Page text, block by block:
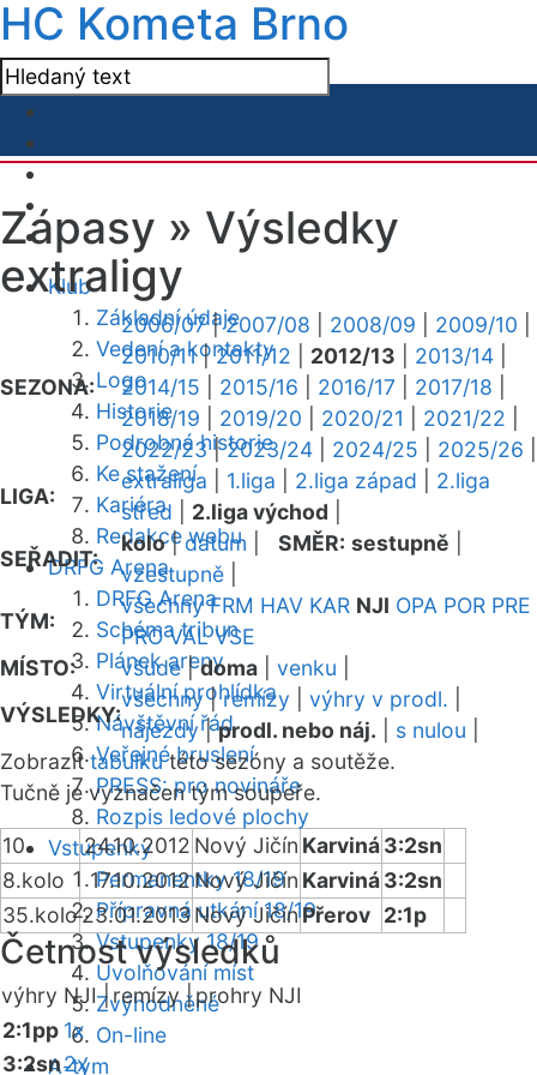
HC Kometa Brno
Klub
Základní údaje
Vedení a kontakty
Logo
Historie
Podrobná historie
Ke stažení
Kariéra
Redakce webu
DRFG Arena
DRFG Arena
Schéma tribun
Plánek areny
Virtuální prohlídka
Návštěvní řád
Veřejné bruslení
PRESS: pro novináře
Rozpis ledové plochy
Vstupenky
Permanentky 18/19
Přípravná utkání 18/19
Vstupenky 18/19
Uvolňování míst
Zvýhodněné
On-line
A-tým
Zápasy » Výsledky
extraligy
SEZONA:
2006/07|2007/08 2008/09 2009/10
2010/11|2011/12 2012/13 2013/14
2014/15
2015/16 2016/17 2017/18
2018/19
2019/20 2020/21 2021/22
2022/23|2023/24 2024/25 2025/26
LIGA:
extraliga 1.liga 2.liga západ
2.liga
střed
2.liga východ
SEŘADIT:
kolo|datum SMĚR: sestupně
vzestupně
TÝM:
všechny FRM HAV KAR NJI OPA POR PRE
PRO VAL VSE
MÍSTO:
všude|doma venku
VÝSLEDKY:
všechny|remízy výhry v prodl.
nájezdy|prodl. nebo náj. s nulou
Zobrazittabulkutéto sezóny a soutěže.
Tučně je vyznačen tým soupeře.
10 24.10.2012 Nový Jičín Karviná3:2sn
8.kolo
17.10.2012Nový Jičín Karviná3:2sn
35.kolo23.01.2013Nový Jičín Přerov 2:1p
Četnost výsledků
výhry NJI |remízy |prohry NJI
2:1pp 1x
3:2sn2x